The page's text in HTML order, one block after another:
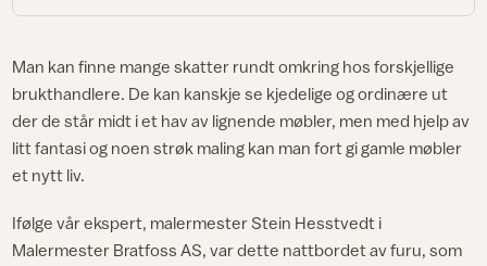
Man kan finne mange skatter rundt omkring hos forskjellige
brukthandlere. De kan kanskje se kjedelige og ordinære ut
der de står midt i et hav av lignende møbler, men med hjelp av
litt fantasi og noen strøk maling kan man fort gi gamle møbler
et nytt liv.
Ifølge vår ekspert, malermester Stein Hesstvedt i
Malermester Bratfoss AS, var dette nattbordet av furu, som